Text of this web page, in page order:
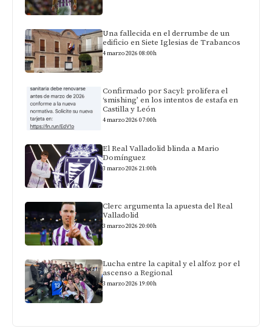
Una fallecida en el derrumbe de un
edificio en Siete Iglesias de Trabancos
4 marzo 2026 08:00h
Confirmado por Sacyl: prolifera el
‘smishing’ en los intentos de estafa en
Castilla y León
4 marzo 2026 07:00h
El Real Valladolid blinda a Mario
Domínguez
3 marzo 2026 21:00h
Clerc argumenta la apuesta del Real
Valladolid
3 marzo 2026 20:00h
Lucha entre la capital y el alfoz por el
ascenso a Regional
3 marzo 2026 19:00h